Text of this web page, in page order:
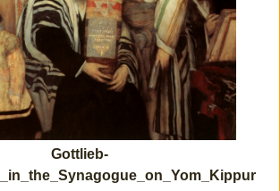
Gottlieb-